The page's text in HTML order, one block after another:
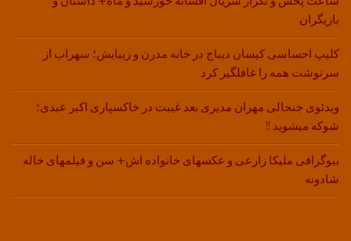
بازیگران
کلیپ احساسی کیسان دیباج در خانه مدرن و زیبایش؛ سهراب از
سرنوشت همه را غافلگیر کرد
ویدئوی جنجالی مهران مدیری بعد غیبت در خاکسپاری اکبر عبدی؛
شوکه میشوید !!
بیوگرافی ملیکا زارعی و عکسهای خانواده اش+ سن و فیلمهای خاله
شادونه